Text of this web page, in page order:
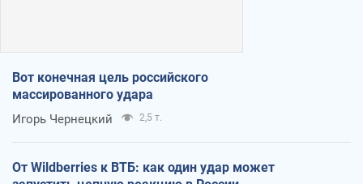
Вот конечная цель российского
массированного удара
Игорь Чернецкий 2,5 т.
От Wildberries к ВТБ: как один удар может